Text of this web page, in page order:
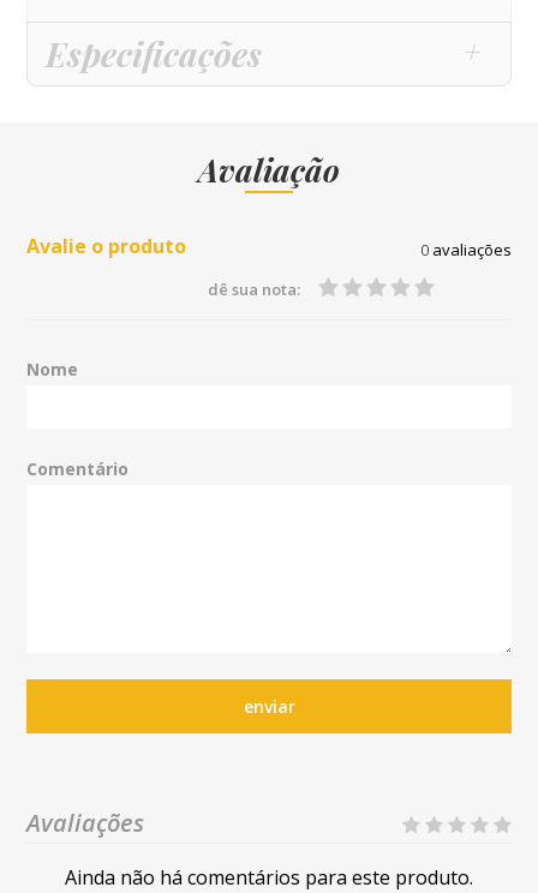
Especificações
Avaliação
Avalie o produto 0avaliações
dê sua nota:
Nome
Comentário
enviar
Avaliações
Ainda não há comentários para este produto.